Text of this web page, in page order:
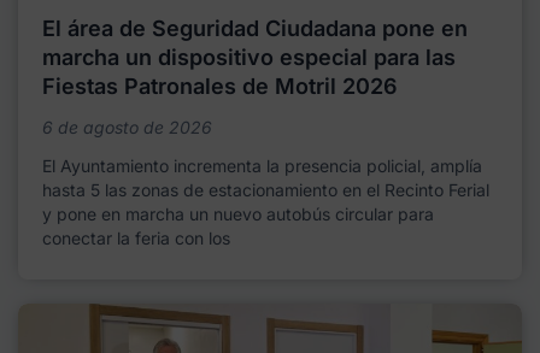
El área de Seguridad Ciudadana pone en
marcha un dispositivo especial para las
Fiestas Patronales de Motril 2026
6 de agosto de 2026
El Ayuntamiento incrementa la presencia policial, amplía
hasta 5 las zonas de estacionamiento en el Recinto Ferial
y pone en marcha un nuevo autobús circular para
conectar la feria con los